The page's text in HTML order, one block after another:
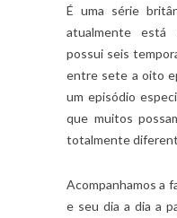
É uma série
atualmente está
possui seis
entre sete a oito
um episódio
que muitos
totalmente
Acompanhamos a
e seu dia a dia a